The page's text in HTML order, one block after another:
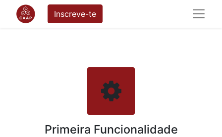
Inscreve-te
Primeira Funcionalidade